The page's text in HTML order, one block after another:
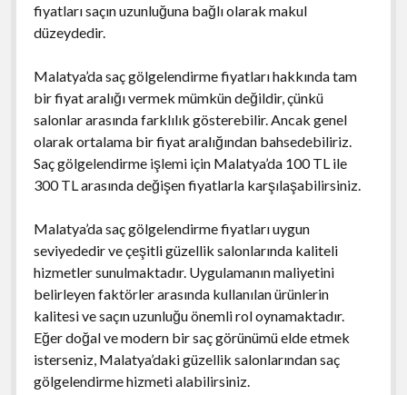
fiyatları saçın uzunluğuna bağlı olarak makul
düzeydedir.
Malatya’da saç gölgelendirme fiyatları hakkında tam
bir fiyat aralığı vermek mümkün değildir, çünkü
salonlar arasında farklılık gösterebilir. Ancak genel
olarak ortalama bir fiyat aralığından bahsedebiliriz.
Saç gölgelendirme işlemi için Malatya’da 100 TL ile
300 TL arasında değişen fiyatlarla karşılaşabilirsiniz.
Malatya’da saç gölgelendirme fiyatları uygun
seviyededir ve çeşitli güzellik salonlarında kaliteli
hizmetler sunulmaktadır. Uygulamanın maliyetini
belirleyen faktörler arasında kullanılan ürünlerin
kalitesi ve saçın uzunluğu önemli rol oynamaktadır.
Eğer doğal ve modern bir saç görünümü elde etmek
isterseniz, Malatya’daki güzellik salonlarından saç
gölgelendirme hizmeti alabilirsiniz.